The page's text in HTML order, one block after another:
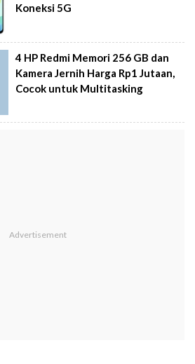
Koneksi 5G
4 HP Redmi Memori 256 GB dan
Kamera Jernih Harga Rp1 Jutaan,
Cocok untuk Multitasking